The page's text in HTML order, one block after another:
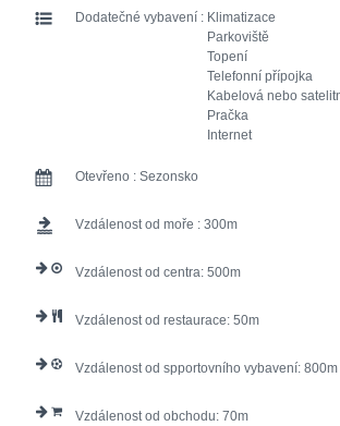
Dodatečné vybavení : Klimatizace
Parkoviště
Topení
Telefonní přípojka
Kabelová nebo
Pračka
Internet
Otevřeno : Sezonsko
Vzdálenost od moře : 300
Vzdálenost od centra: 500
Vzdálenost od restaurace: 50
Vzdálenost od spportovního vybavení: 800
Vzdálenost od obchodu: 70